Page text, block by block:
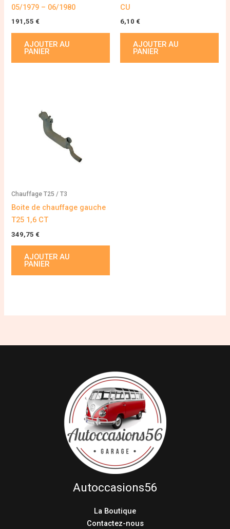
05/1979 – 06/1980
191,55 €
AJOUTER AU
PANIER
CU
6,10 €
AJOUTER AU
PANIER
Chauffage T25 / T3
Boite de chauffage gauche
T25 1,6 CT
349,75 €
AJOUTER AU
PANIER
Autoccasions56
La Boutique
Contactez-nous